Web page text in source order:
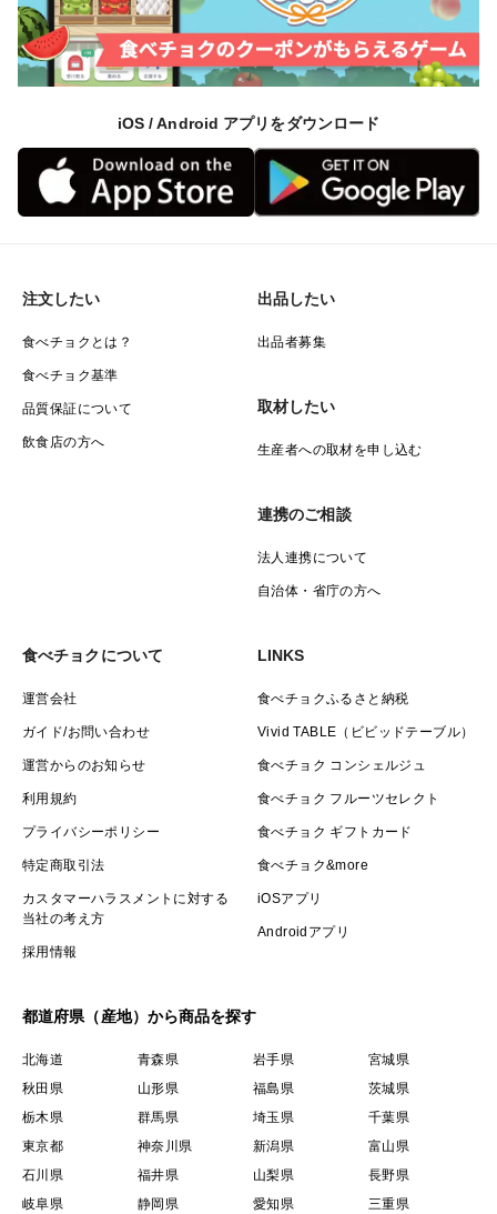
iOS / Android アプリをダウンロード
注文したい
食べチョクとは？
食べチョク基準
品質保証について
飲食店の方へ
出品したい
出品者募集
取材したい
生産者への取材を申し込む
連携のご相談
法人連携について
自治体・省庁の方へ
食べチョクについて
運営会社
ガイド/お問い合わせ
運営からのお知らせ
利用規約
プライバシーポリシー
特定商取引法
カスタマーハラスメントに対する
当社の考え方
採用情報
LINKS
食べチョクふるさと納税
Vivid TABLE（ビビッドテーブル）
食べチョク コンシェルジュ
食べチョク フルーツセレクト
食べチョク ギフトカード
食べチョク&more
iOSアプリ
Androidアプリ
都道府県（産地）から商品を探す
北海道 青森県 岩手県
宮城県
秋田県
山形県 福島県
茨城県
栃木県
群馬県 埼玉県
千葉県
東京都
神奈川県 新潟県
富山県
石川県
福井県 山梨県
長野県
岐阜県
静岡県 愛知県 三重県